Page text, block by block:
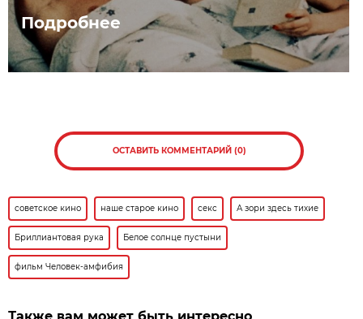
Подробнее
ОСТАВИТЬ КОММЕНТАРИЙ (0)
советское кино наше старое кино секс А зори здесь тихие
Бриллиантовая рука Белое солнце пустыни
фильм Человек-амфибия
Также вам может быть интересно